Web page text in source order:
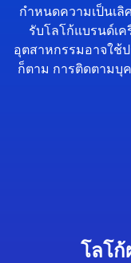
กำหนดความเป็นเลิ
รับโลโก้แบรนด์เ
อุตสาหกรรมอาจใช้
ก็ตาม การติดตามบุ
โลโ